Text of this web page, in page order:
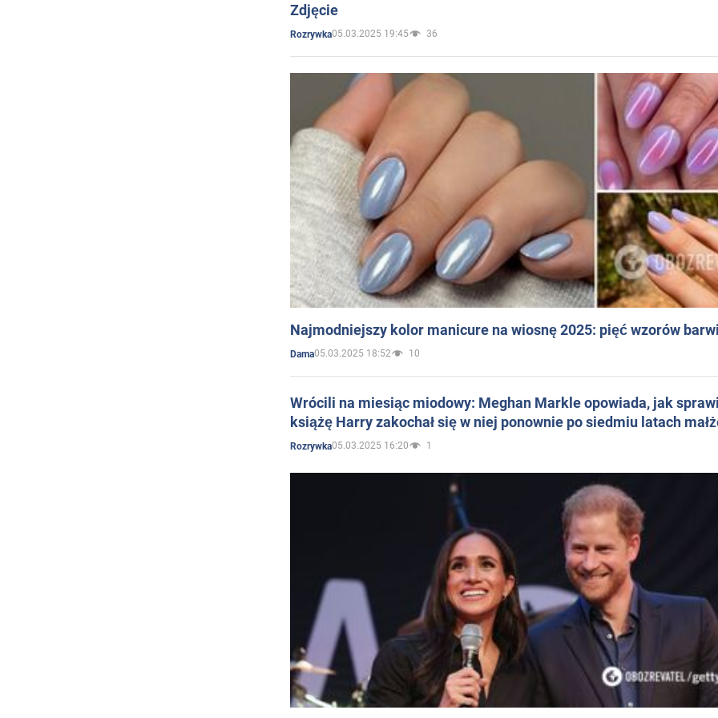
Zdjęcie
Rozrywka05.03.2025 19:45 36
Najmodniejszy kolor manicure na wiosnę 2025: pięć wzorów
Dama05.03.2025 18:52 10
Wrócili na miesiąc miodowy: Meghan Markle opowiada, jak
książę Harry zakochał się w niej ponownie po siedmiu latach
Rozrywka05.03.2025 16:20 1